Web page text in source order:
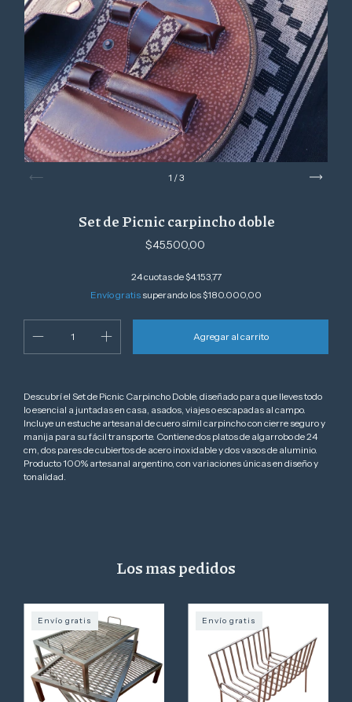
1 /3
Set de Picnic carpincho doble
$45.500,00
24cuotas de$4.153,77
Envío gratis superando los$180.000,00
Descubrí el Set de Picnic Carpincho Doble, diseñado para que lleves todo
lo esencial a juntadas en casa, asados, viajes o escapadas al campo.
Incluye un estuche artesanal de cuero símil carpincho con cierre seguro y
manija para su fácil transporte. Contiene dos platos de algarrobo de 24
cm, dos pares de cubiertos de acero inoxidable y dos vasos de aluminio.
Producto 100% artesanal argentino, con variaciones únicas en diseño y
tonalidad.
Los mas pedidos
Envío gratis Envío gratis